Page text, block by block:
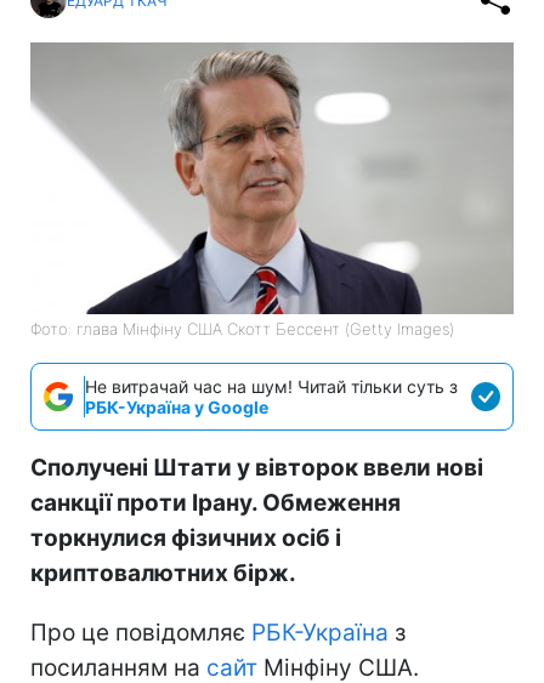
Фото: глава Мінфіну США Скотт Бессент (Getty Images)
Не витрачай час на шум! Читай тільки суть з
РБК-Україна у Google
Сполучені Штати у вівторок ввели нові
санкції проти Ірану. Обмеження
торкнулися фізичних осіб і
криптовалютних бірж.
Про це повідомляє РБК-Україна з
посиланням на сайт Мінфіну США.